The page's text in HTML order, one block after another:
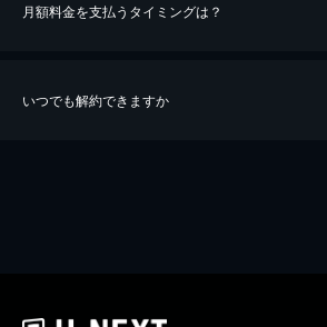
※40％ポイント還元の対象は、クレジットカード決済による
iOSアプリのUコイン決済による作品の購入 / レンタルは
月額料金を支払うタイミングは？
いつでも解約できますか